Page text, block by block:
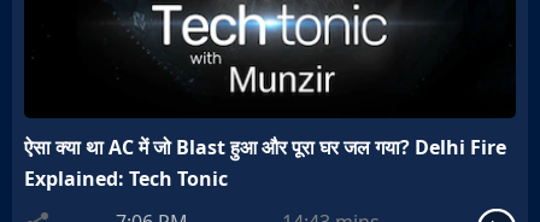
ऐसा क्या था AC में जो Blast हुआ और पूरा घर जल गया? Delhi Fire
Explained: Tech Tonic